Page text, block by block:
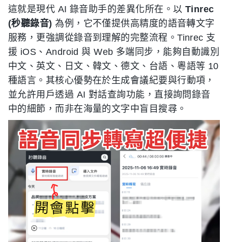
這就是現代 AI 錄音助手的差異化所在。以 Tinrec
(秒聽錄音) 為例，它不僅提供高精度的語音轉文字
服務，更強調從錄音到理解的完整流程。Tinrec 支
援 iOS、Android 與 Web 多端同步，能夠自動識別
中文、英文、日文、韓文、德文、台語、粵語等 10
種語言。其核心優勢在於生成會議紀要與行動項，
並允許用戶透過 AI 對話查詢功能，直接詢問錄音
中的細節，而非在海量的文字中盲目搜尋。